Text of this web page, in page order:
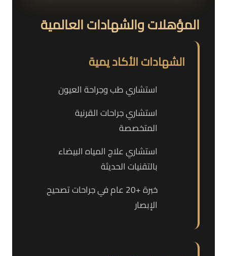
المؤهلات والشهادات العالمية
الشهادات الأكاد يمية
استشاري طب وجراحة العيون
استشاري جراحات القرنية
المتخصصة
استشاري علاج المياه البيضاء
بالتقنيات الحديثة
خبرة +20 عام في جراحات تصحيح
الإبصار